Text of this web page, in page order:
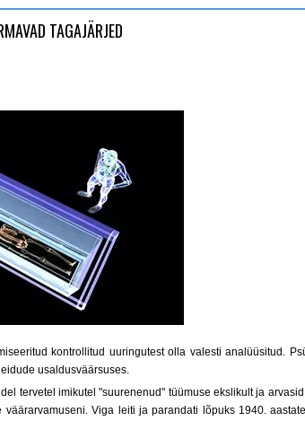
TAGAJÄRJED
kontrollitud uuringutest olla valesti analüüsitud.
usaldusväärsuses.
tervetel imikutel "suurenenud" tüümuse ekslikult ja
Viga leiti ja parandati lõpuks 1940.